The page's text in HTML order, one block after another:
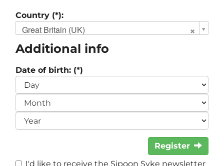
Country (*):
Great Britain (UK)
Additional info
Date of birth: (*)
Register
I'd like to receive the Sipoon Syke newsletter